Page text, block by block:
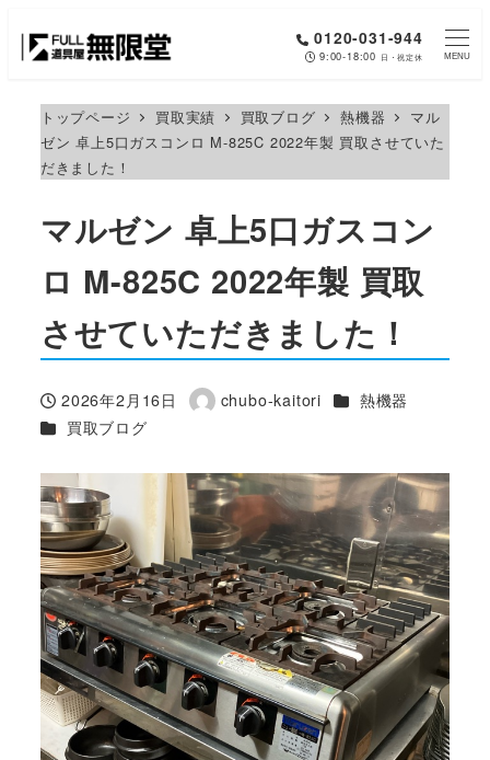
0120-031-944
9:00-18:00 日・祝定休 MENU
トップページ 買取実績 買取ブログ 熱機器
マル
ゼン 卓上5口ガスコンロ M-825C 2022年製 買取させていた
だきました！
マルゼン 卓上5口ガスコン
ロ M-825C 2022年製 買取
させていただきました！
投稿日
2026年2月16日
著
chubo-kaitori カテゴリー
熱機器
カテゴリー
買取ブログ